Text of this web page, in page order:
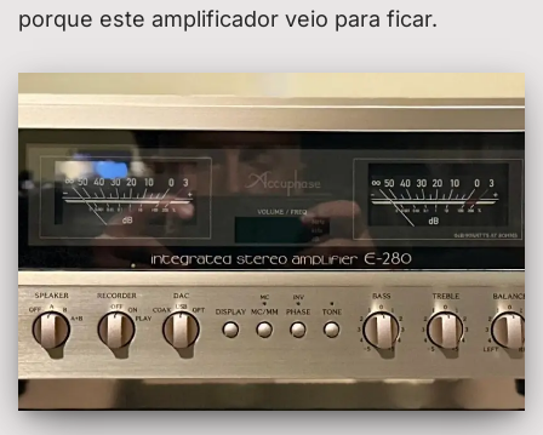
porque este amplificador veio para ficar.